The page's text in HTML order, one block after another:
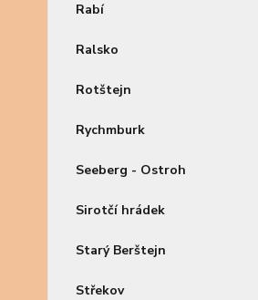
Rabí
Ralsko
Rotštejn
Rychmburk
Seeberg - Ostroh
Sirotčí hrádek
Starý Berštejn
Střekov